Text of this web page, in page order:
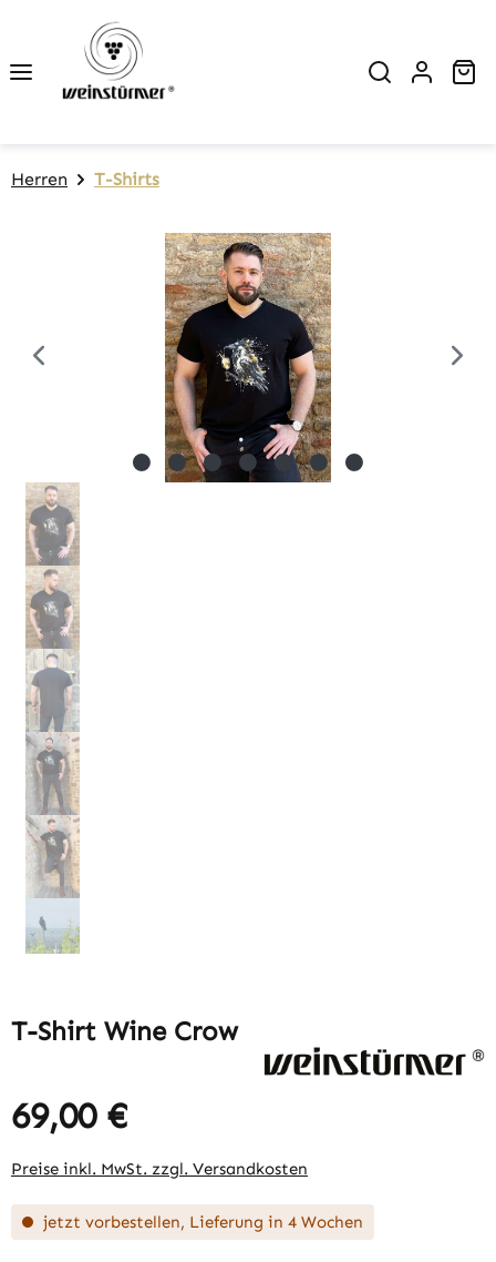
Zum Hauptinhalt springen
Herren T-Shirts
Bildergalerie überspringen
T-Shirt Wine Crow
Regulärer Preis:
69,00 €
Preise inkl. MwSt. zzgl. Versandkosten
jetzt vorbestellen, Lieferung in 4 Wochen